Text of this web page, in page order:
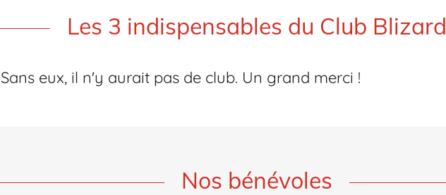
Les 3 indispensables du Club Blizard
Sans eux, il n'y aurait pas de club. Un grand merci !
Nos bénévoles